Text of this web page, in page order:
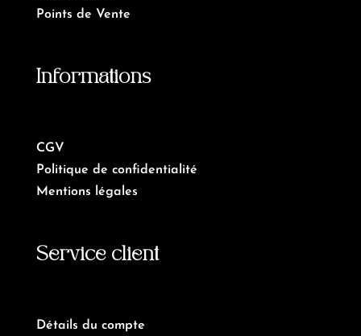
Points de Vente
Informations
CGV
Politique de confidentialité
Mentions légales
Service client
Détails du compte